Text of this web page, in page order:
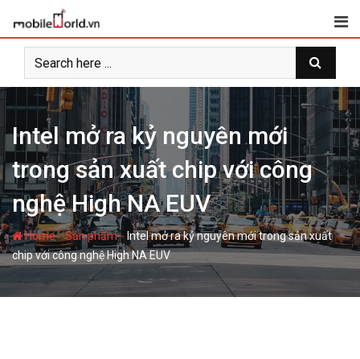
t
o
n
t
e
n
t
Intel mở ra kỷ nguyên mới
trong sản xuất chip với công
nghệ High NA EUV
Home-Sản phẩm- Intel mở ra kỷ nguyên mới trong sản xuất
chip với công nghệ High NA EUV